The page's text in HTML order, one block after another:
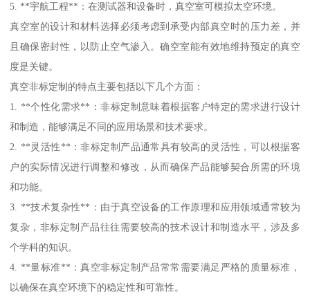
5. **宇航工程**：在测试器和设备时，真空室可模拟太空环境。
真空室的设计和材料选择必须考虑到承受内部真空时的压力差，并
且确保密封性，以防止空气渗入。确空室能有效地维持预定的真空
度是关键。
真空非标定制的特点主要包括以下几个方面：
1. **个性化需求**：非标定制意味着根据客户特定的需求进行设计
和制造，能够满足不同的应用场景和技术要求。
2. **灵活性**：非标定制产品通常具有较高的灵活性，可以根据客
户的实际情况进行调整和修改，从而确保产品能够契合所需的环境
和功能。
3. **技术复杂性**：由于真空设备的工作原理和应用领域通常较为
复杂，非标定制产品往往需要较高的技术设计和制造水平，涉及多
个学科的知识。
4. **量标准**：真空非标定制产品常常需要满足严格的质量标准，
以确保在真空环境下的稳定性和可靠性。